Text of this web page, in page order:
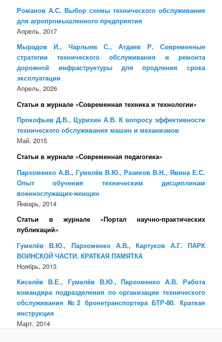
Романов А.С. Выбор схемы технического обслуживания
для агропромышленного предприятия
Апрель, 2017
Мырадов И., Чарлыев С., Атдаев Р. Современные
стратегии технического обслуживания и ремонта
дорожной инфраструктуры для продления срока
эксплуатации
Апрель, 2026
Статьи в журнале «Современная техника и технологии»
Прокофьев Д.В., Цурихин А.В. К вопросу эффективности
технического обслуживания машин и механизмов
Май, 2015
Статьи в журнале «Современная педагогика»
Пархоменко А.В., Гумелёв В.Ю., Разиков В.Н., Явина Е.С.
Опыт обучения техническим дисциплинам
военнослужащих-женщин
Январь, 2014
Статьи в журнале «Портал научно-практических
публикаций»
Гумелёв В.Ю., Пархоменко А.В., Картуков А.Г. ПАРК
ВОИНСКОЙ ЧАСТИ. КРАТКАЯ ПАМЯТКА
Ноябрь, 2013
Киселёв В.Е., Гумелёв В.Ю., Пархоменко А.В. Работа
командира подразделения по организации технического
обслуживания №2 бронетранспортера БТР-80. Краткая
инструкция
Март, 2014